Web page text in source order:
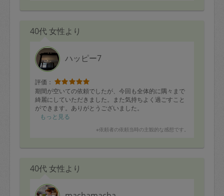
40代 女性より
ハッピー7
評価：
期間が空いての依頼でしたが、今回も全体的に隅々まで
綺麗にしていただきました。また気持ちよく過ごすこと
ができます。ありがとうございました。
もっと見る
※依頼者の依頼当時の主観的な感想です。
40代 女性より